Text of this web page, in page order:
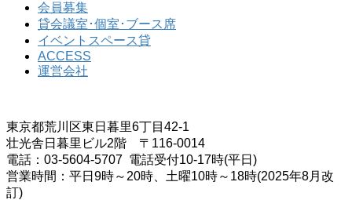
会員募集
貸会議室･個室･ブース席
イベントスペース貸
ACCESS
運営会社
東京都荒川区東日暮里6丁目42-1
壮光舎日暮里ビル2階 〒116-0014
電話：03-5604-5707 電話受付10-17時(平日)
営業時間：平日9時～20時、土曜10時～18時(2025年8月改
訂)